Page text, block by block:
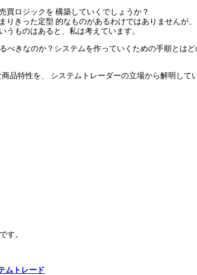
買ロジックを 構築していくでしょうか？
きった定型 的なものがあるわけではありませんが、
ものはあると、私は考えています。
べきなのか？システムを作っていくための手順とはど
品特性を、 システムトレーダーの立場から解明して
す。
ムトレード